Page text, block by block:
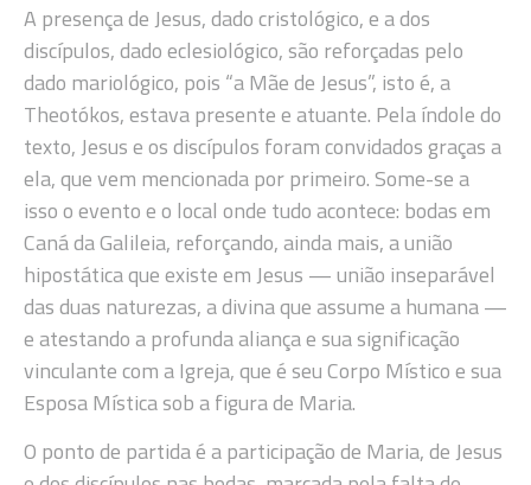
A presença de Jesus, dado cristológico, e a dos
discípulos, dado eclesiológico, são reforçadas pelo
dado mariológico, pois “a Mãe de Jesus”, isto é, a
Theotókos, estava presente e atuante. Pela índole do
texto, Jesus e os discípulos foram convidados graças a
ela, que vem mencionada por primeiro. Some-se a
isso o evento e o local onde tudo acontece: bodas em
Caná da Galileia, reforçando, ainda mais, a união
hipostática que existe em Jesus — união inseparável
das duas naturezas, a divina que assume a humana —
e atestando a profunda aliança e sua significação
vinculante com a Igreja, que é seu Corpo Místico e sua
Esposa Mística sob a figura de Maria.
O ponto de partida é a participação de Maria, de Jesus